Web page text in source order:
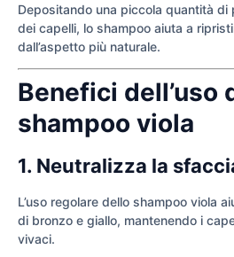
Depositando una piccola quantità
dei capelli, lo shampoo aiuta a
dall’aspetto più naturale.
Benefici dell’uso
shampoo viola
1. Neutralizza la
L’uso regolare dello shampoo viola
di bronzo e giallo, mantenendo i
vivaci.